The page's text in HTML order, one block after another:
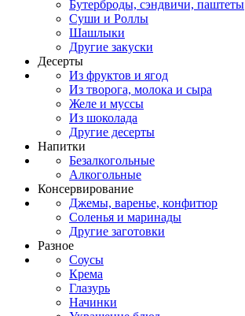
Бутерброды, сэндвичи, паштеты
Суши и Роллы
Шашлыки
Другие закуски
Десерты
Из фруктов и ягод
Из творога, молока и сыра
Желе и муссы
Из шоколада
Другие десерты
Напитки
Безалкогольные
Алкогольные
Консервирование
Джемы, варенье, конфитюр
Соленья и маринады
Другие заготовки
Разное
Соусы
Крема
Глазурь
Начинки